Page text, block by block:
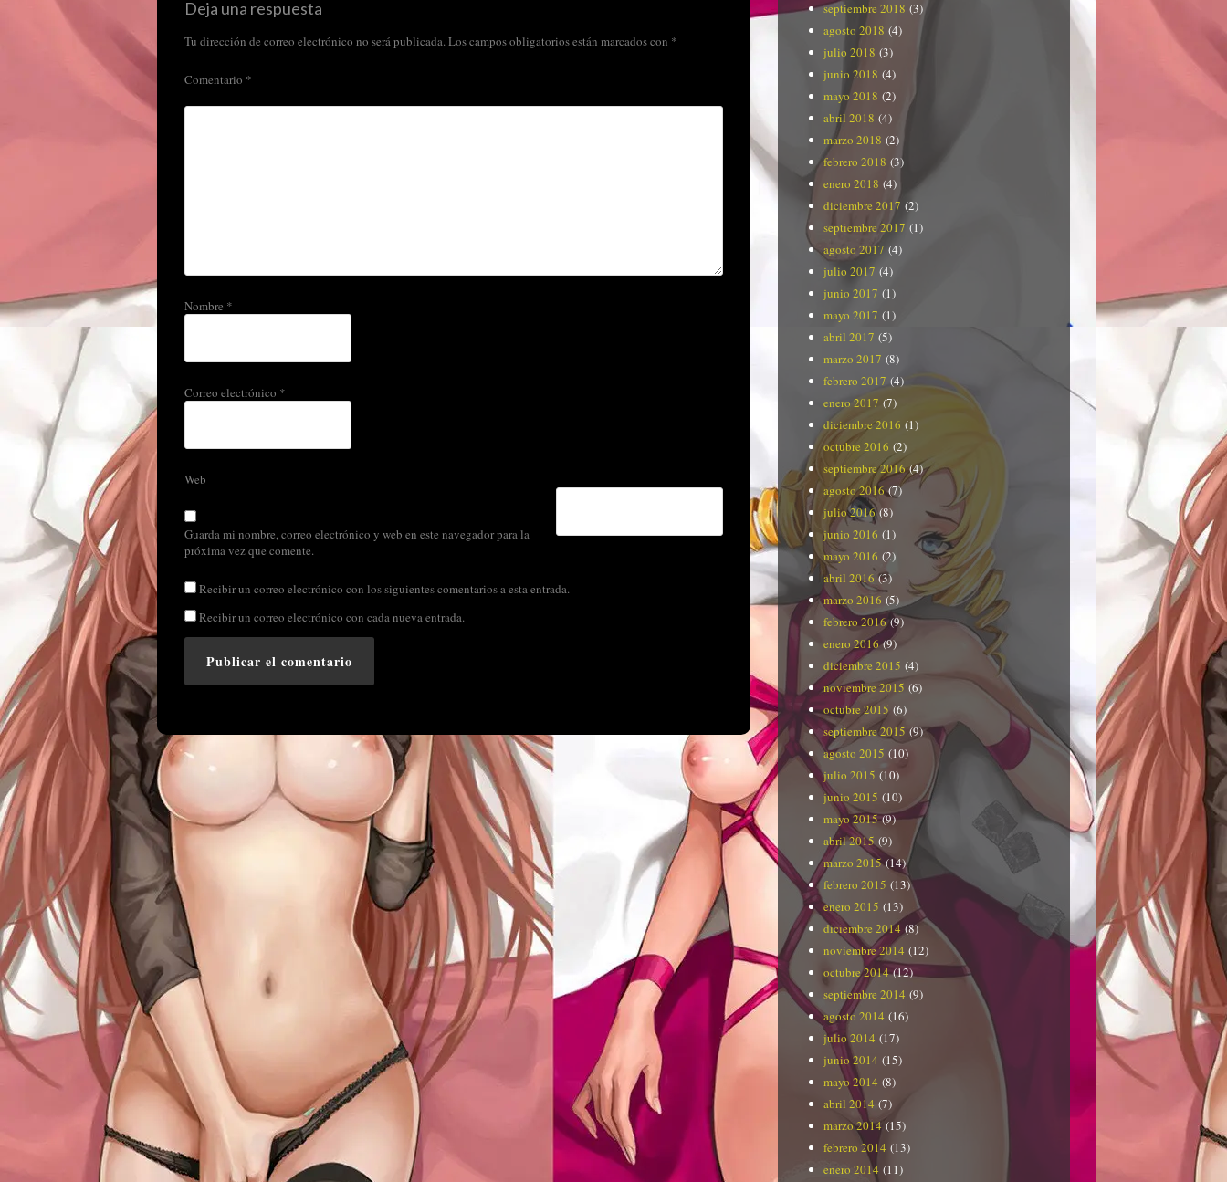
Deja una respuesta
Tu dirección de correo electrónico no será publicada.Los campos obligatorios están marcados con *
Comentario *
Nombre *
Correo electrónico *
Web
Guarda mi nombre, correo electrónico y web en este navegador para la
próxima vez que comente.
Recibir un correo electrónico con los siguientes comentarios a esta entrada.
Recibir un correo electrónico con cada nueva entrada.
septiembre 2018 (3)
agosto 2018 (4)
julio 2018 (3)
junio 2018 (4)
mayo 2018 (2)
abril 2018 (4)
marzo 2018 (2)
febrero 2018 (3)
enero 2018 (4)
diciembre 2017 (2)
septiembre 2017 (1)
agosto 2017 (4)
julio 2017 (4)
junio 2017 (1)
mayo 2017 (1)
abril 2017 (5)
marzo 2017 (8)
febrero 2017 (4)
enero 2017 (7)
diciembre 2016 (1)
octubre 2016 (2)
septiembre 2016(4)
agosto 2016(7)
julio 2016(8)
junio 2016 (1)
mayo 2016 (2)
abril 2016 (3)
marzo 2016 (5)
febrero 2016(9)
enero 2016(9)
diciembre 2015 (4)
noviembre 2015 (6)
octubre 2015 (6)
septiembre 2015 (9)
agosto 2015 (10)
julio 2015 (10)
junio 2015 (10)
mayo 2015(9)
abril 2015 (9)
marzo 2015(14)
febrero 2015 (13)
enero 2015 (13)
diciembre 2014 (8)
noviembre 2014 (12)
octubre 2014(12)
septiembre 2014 (9)
agosto 2014 (16)
julio 2014 (17)
junio 2014 (15)
mayo 2014 (8)
abril 2014 (7)
marzo 2014 (15)
febrero 2014 (13)
enero 2014 (11)